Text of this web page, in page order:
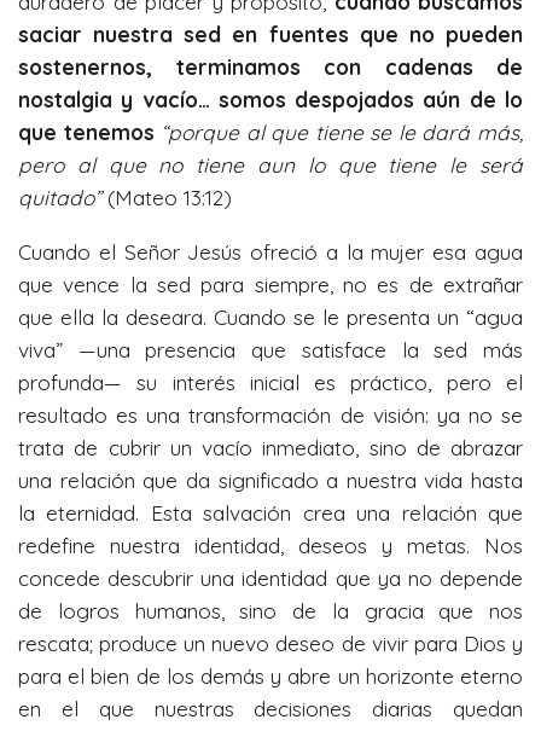
saciar nuestra sed en fuentes que no pueden
sostenernos, terminamos con cadenas de
nostalgia y vacío… somos despojados aún de lo
que tenemos “porque al que tiene se le dará más,
pero al que no tiene aun lo que tiene le será
quitado”(Mateo 13:12)
Cuando el Señor Jesús ofreció a la mujer esa agua
que vence la sed para siempre, no es de extrañar
que ella la deseara. Cuando se le presenta un “agua
viva” —una presencia que satisface la sed más
profunda— su interés inicial es práctico, pero el
resultado es una transformación de visión: ya no se
trata de cubrir un vacío inmediato, sino de abrazar
una relación que da significado a nuestra vida hasta
la eternidad. Esta salvación crea una relación que
redefine nuestra identidad, deseos y metas. Nos
concede descubrir una identidad que ya no depende
de logros humanos, sino de la gracia que nos
rescata; produce un nuevo deseo de vivir para Dios y
para el bien de los demás y abre un horizonte eterno
en el que nuestras decisiones diarias quedan